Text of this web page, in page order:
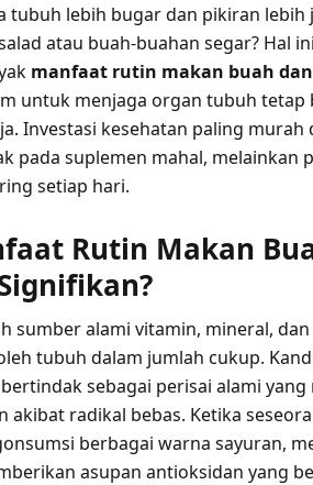
tubuh lebih bugar dan pikiran lebih
atau buah-buahan segar? Hal
manfaat rutin makan buah
untuk menjaga organ tubuh tetap
Investasi kesehatan paling murah
pada suplemen mahal, melainkan
setiap hari.
Rutin Makan
sumber alami vitamin, mineral,
tubuh dalam jumlah cukup.
sebagai perisai alami yang
akibat radikal bebas. Ketika
berbagai warna sayuran,
asupan antioksidan yang